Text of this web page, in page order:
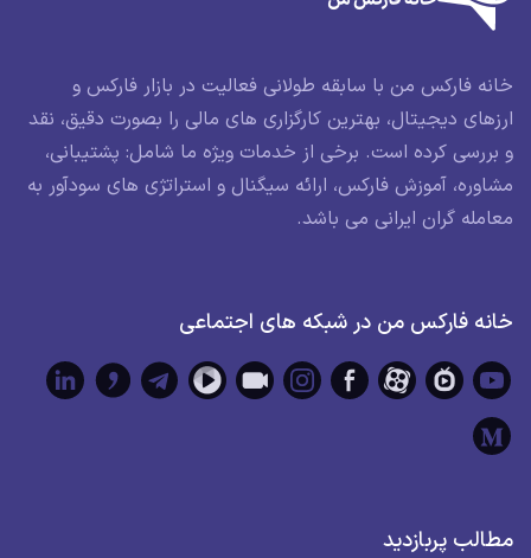
خانه فارکس من با سابقه طولانی فعالیت در بازار فارکس و
ارزهای دیجیتال، بهترین کارگزاری های مالی را بصورت دقیق، نقد
و بررسی کرده است. برخی از خدمات ویژه ما شامل: پشتیبانی،
مشاوره، آموزش فارکس، ارائه سیگنال و استراتژی های سودآور به
معامله گران ایرانی می باشد.
خانه فارکس من در شبکه های اجتماعی
مطالب پربازدید